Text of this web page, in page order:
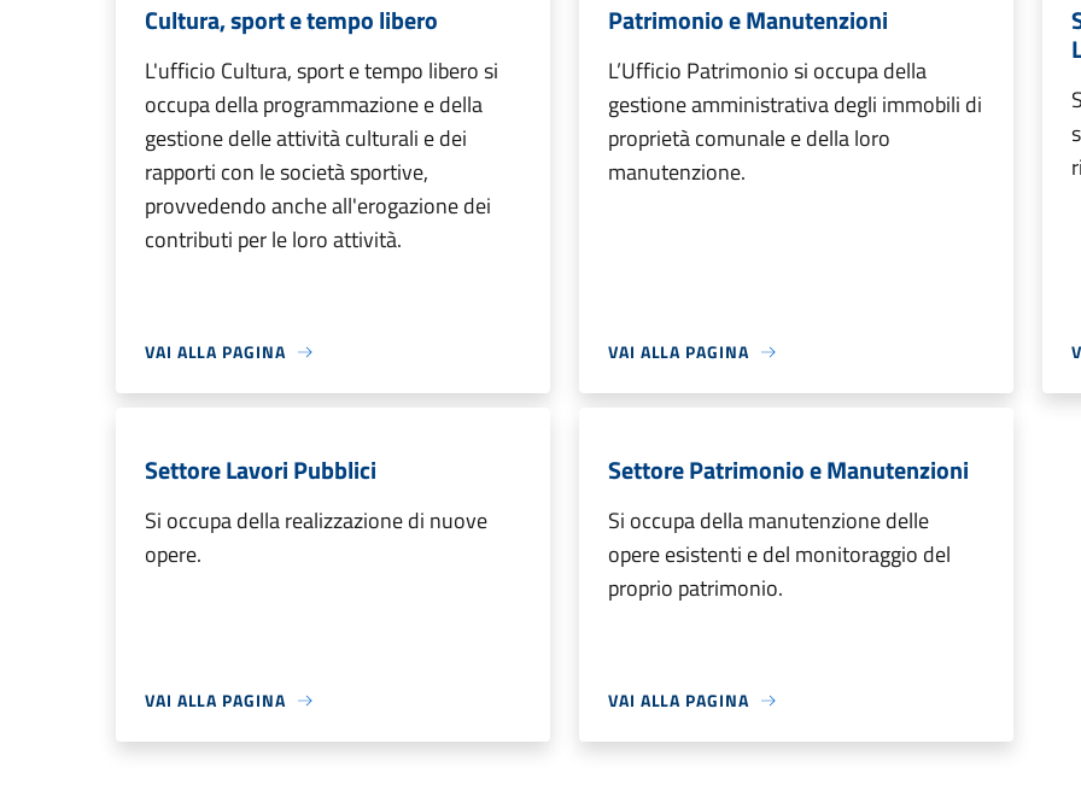
Cultura, sport e tempo libero
L'ufficio Cultura, sport e tempo libero si
occupa della programmazione e della
gestione delle attività culturali e dei
rapporti con le società sportive,
provvedendo anche all'erogazione dei
contributi per le loro attività.
VAI ALLA PAGINA
Patrimonio e Manutenzioni
L’Ufficio Patrimonio si occupa della
gestione amministrativa degli immobili di
proprietà comunale e della loro
manutenzione.
VAI ALLA PAGINA
Settore Lavori Pubblici
Si occupa della realizzazione di nuove
opere.
VAI ALLA PAGINA
Settore Patrimonio e Manutenzioni
Si occupa della manutenzione delle
opere esistenti e del monitoraggio del
proprio patrimonio.
VAI ALLA PAGINA